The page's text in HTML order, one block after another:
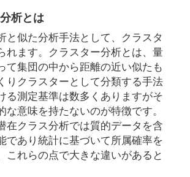
析とは
と似た分析手法として、クラスタ
れます。クラスター分析とは、量
て集団の中から距離の近い似たも
りクラスターとして分類する手法
る測定基準は数多くありますがそ
な意味を持たないのが特徴です。
在クラス分析では質的データを含
であり統計に基づいて所属確率を
これらの点で大きな違いがあると